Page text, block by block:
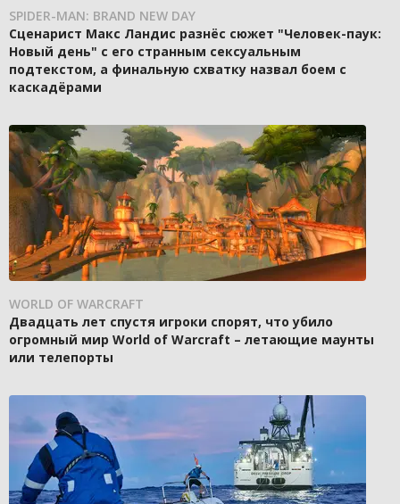
SPIDER-MAN: BRAND NEW DAY
Сценарист Макс Ландис разнёс сюжет "Человек-паук:
Новый день" с его странным сексуальным
подтекстом, а финальную схватку назвал боем с
каскадёрами
WORLD OF WARCRAFT
Двадцать лет спустя игроки спорят, что убило
огромный мир World of Warcraft – летающие маунты
или телепорты